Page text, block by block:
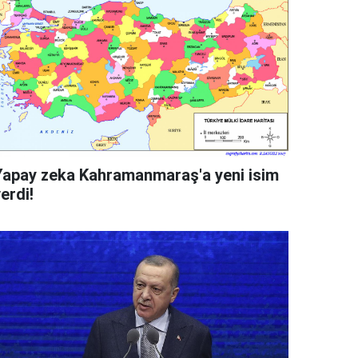
zeka Kahramanmaraş'a yeni isim